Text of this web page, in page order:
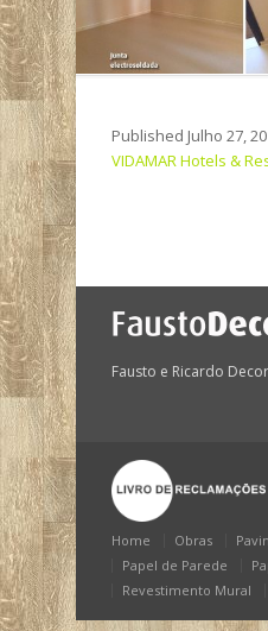
Published Julho 27,
VIDAMAR Hotels &
Fausto e Ricardo
Home Obras
Papel de Parede
Revestimento Mural